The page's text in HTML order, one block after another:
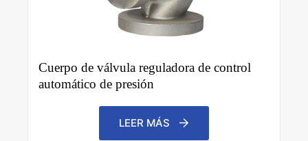
Cuerpo de válvula reguladora de control
automático de presión
LEER MÁS